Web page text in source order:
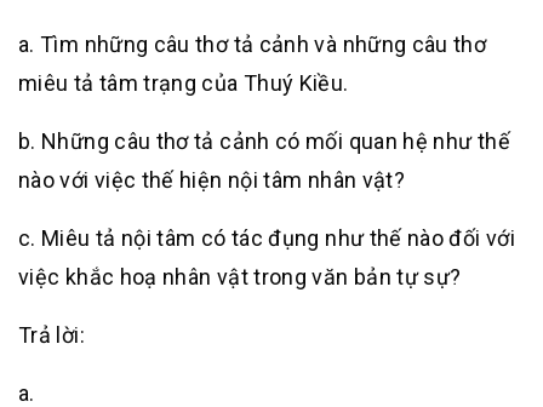
a. Tìm những câu thơ tả cảnh và những câu thơ
miêu tả tâm trạng của Thuý Kiều.
b. Những câu thơ tả cảnh có mối quan hệ như thế
nào với việc thế hiện nội tâm nhân vật?
c. Miêu tả nội tâm có tác đụng như thế nào đối với
việc khắc hoạ nhân vật trong văn bản tự sự?
Trả lời:
a.